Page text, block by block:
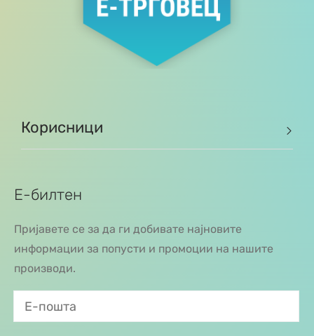
Корисници
Е-билтен
Пријавете се за да ги добивате најновите
информации за попусти и промоции на нашите
производи.